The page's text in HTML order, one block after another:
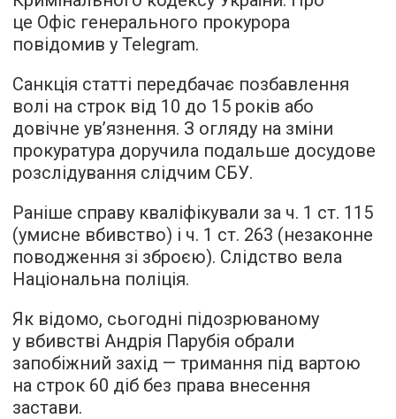
це Офіс генерального прокурора
повідомив у Telegram.
Санкція статті передбачає позбавлення
волі на строк від 10 до 15 років або
довічне ув’язнення. З огляду на зміни
прокуратура доручила подальше досудове
розслідування слідчим СБУ.
Раніше справу кваліфікували за ч. 1 ст. 115
(умисне вбивство) і ч. 1 ст. 263 (незаконне
поводження зі зброєю). Слідство вела
Національна поліція.
Як відомо, сьогодні підозрюваному
у вбивстві Андрія Парубія обрали
запобіжний захід — тримання під вартою
на строк 60 діб без права внесення
застави.